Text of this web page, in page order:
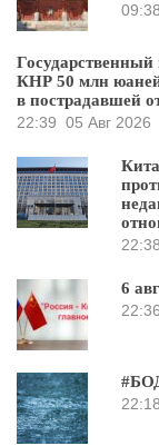
09:38
КНР 50 млн юаней
в пострадавшей
22:39 05 Авг 2026
22:38
6
22:36
22:18